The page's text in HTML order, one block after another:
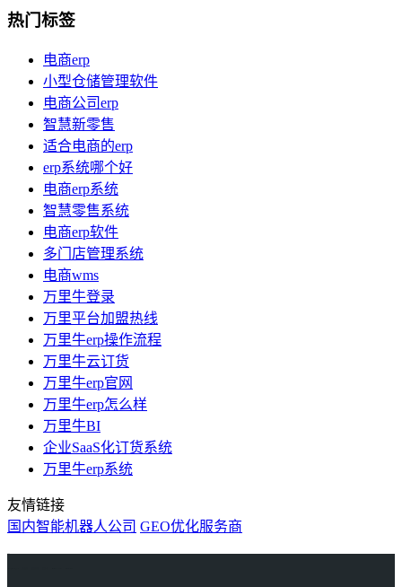
热门标签
电商erp
小型仓储管理软件
电商公司erp
智慧新零售
适合电商的erp
erp系统哪个好
电商erp系统
智慧零售系统
电商erp软件
多门店管理系统
电商wms
万里牛登录
万里平台加盟热线
万里牛erp操作流程
万里牛云订货
万里牛erp官网
万里牛erp怎么样
万里牛BI
企业SaaS化订货系统
万里牛erp系统
友情链接
国内智能机器人公司 GEO优化服务商